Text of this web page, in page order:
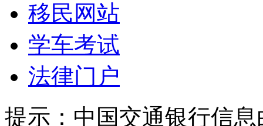
移民网站
学车考试
法律门户
提示： 中国交通银行信